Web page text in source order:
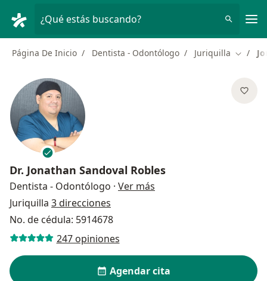
¿Qué estás buscando?
Página De Inicio Dentista - Odontólogo Juriquilla
Dr. Jonathan Sandoval Robles
Dentista - Odontólogo · Ver más
Juriquilla 3 direcciones
No. de cédula: 5914678
247 opiniones
Agendar cita